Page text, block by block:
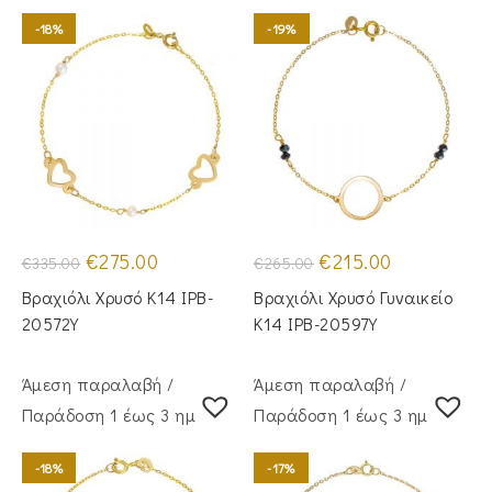
-18%
€335.00 Original
price
was:
€335.00.
€275.00
τιμή
είναι:
Βραχιόλι Χρυσό Κ14 IPB-
20572Y
-19%
€265.00 Original
price
was:
€265.00.
€215.00
είναι:
Βραχιόλι Χρυσό Γυναικείο
Κ14 IPB-20597Y
Άμεση παραλαβή /
Παράδoση 1 έως 3 ημέρες
-18%
Άμεση παραλαβή /
Παράδoση 1 έως 3 ημέρες
-17%